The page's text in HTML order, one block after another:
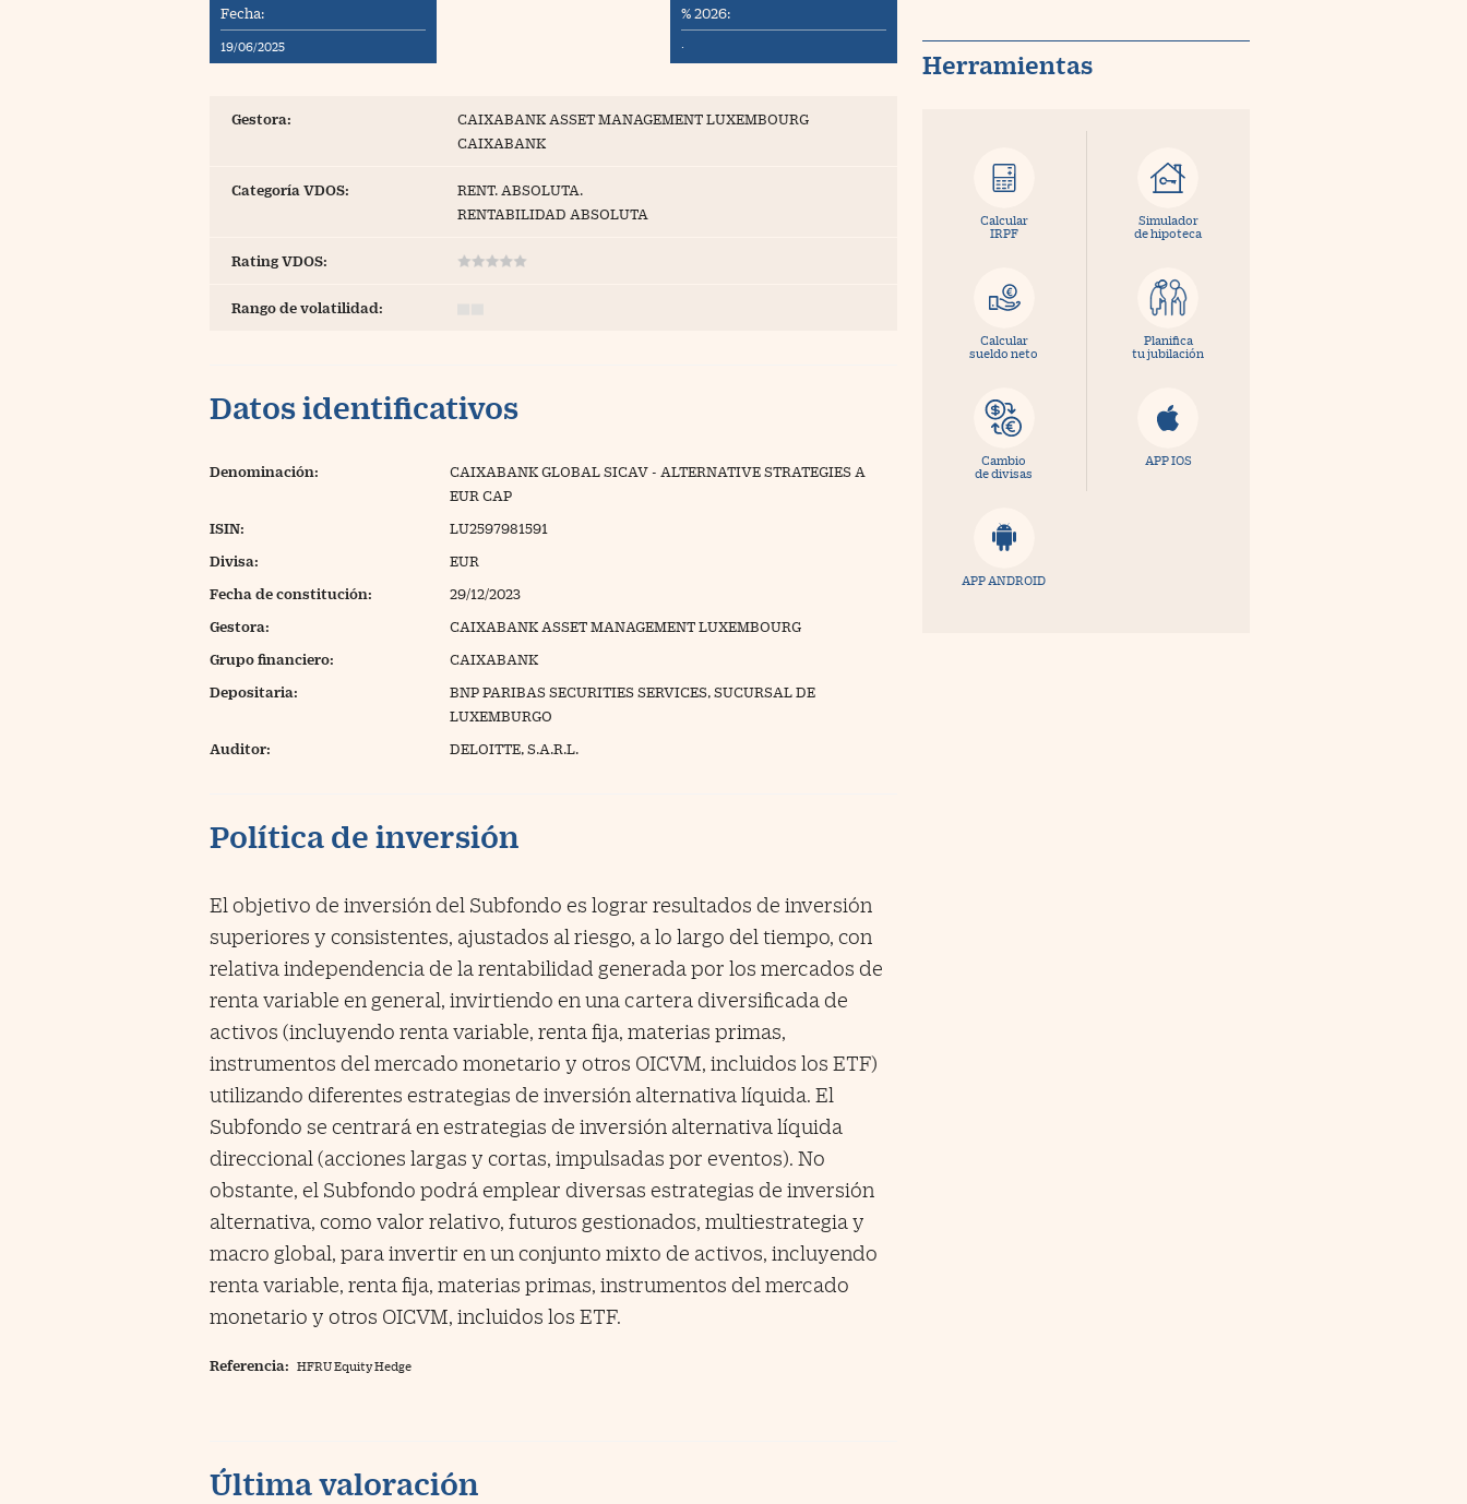
Blogs
Extras
Fecha:
19/06/2025
% 2026:
·
Gestora:
CAIXABANK ASSET MANAGEMENT LUXEMBOURG
CAIXABANK
Categoría VDOS:
RENT. ABSOLUTA.
RENTABILIDAD ABSOLUTA
Rating VDOS:
Rango de volatilidad:
Datos identificativos
Denominación:
CAIXABANK GLOBAL SICAV - ALTERNATIVE STRATEGIES A
EUR CAP
ISIN: LU2597981591
Divisa: EUR
Fecha de constitución: 29/12/2023
Gestora: CAIXABANK ASSET MANAGEMENT LUXEMBOURG
Grupo financiero: CAIXABANK
Depositaria:
BNP PARIBAS SECURITIES SERVICES, SUCURSAL DE
LUXEMBURGO
Auditor: DELOITTE, S.A.R.L.
Política de inversión
El objetivo de inversión del Subfondo es lograr resultados de inversión
superiores y consistentes, ajustados al riesgo, a lo largo del tiempo, con
relativa independencia de la rentabilidad generada por los mercados de
renta variable en general, invirtiendo en una cartera diversificada de
activos (incluyendo renta variable, renta fija, materias primas,
instrumentos del mercado monetario y otros OICVM, incluidos los ETF)
utilizando diferentes estrategias de inversión alternativa líquida. El
Subfondo se centrará en estrategias de inversión alternativa líquida
direccional (acciones largas y cortas, impulsadas por eventos). No
obstante, el Subfondo podrá emplear diversas estrategias de inversión
alternativa, como valor relativo, futuros gestionados, multiestrategia y
macro global, para invertir en un conjunto mixto de activos, incluyendo
renta variable, renta fija, materias primas, instrumentos del mercado
monetario y otros OICVM, incluidos los ETF.
Referencia: HFRU Equity Hedge
Última valoración
Herramientas
Calcular
IRPF
Simulador
de hipoteca
Calcular
sueldo neto
Planifica
tu jubilación
Cambio
de divisas
APP IOS
APP ANDROID